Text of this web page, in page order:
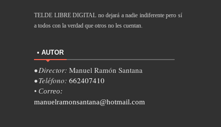
TELDE LIBRE DIGITAL no dejará a nadie indiferente pero sí
a todos con la verdad que otros no les cuentan.
• AUTOR
• Director: Manuel Ramón Santana
• Teléfono: 662407410
• Correo:
manuelramonsantana@hotmail.com